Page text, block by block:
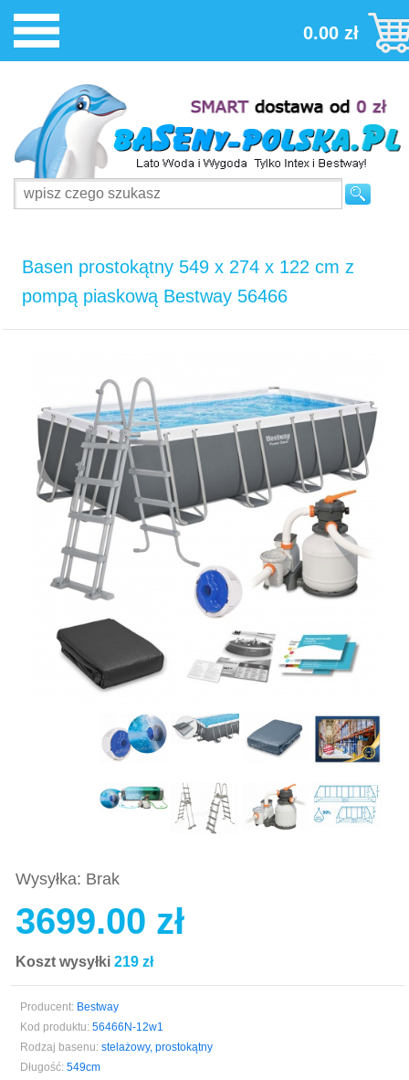
0.00 zł
Basen prostokątny 549 x 274 x 122 cm z
pompą piaskową Bestway 56466
Wysyłka: Brak
3699.00 zł
Koszt wysyłki 219 zł
Producent: Bestway
Kod produktu: 56466N-12w1
Rodzaj basenu: stelażowy, prostokątny
Długość: 549cm